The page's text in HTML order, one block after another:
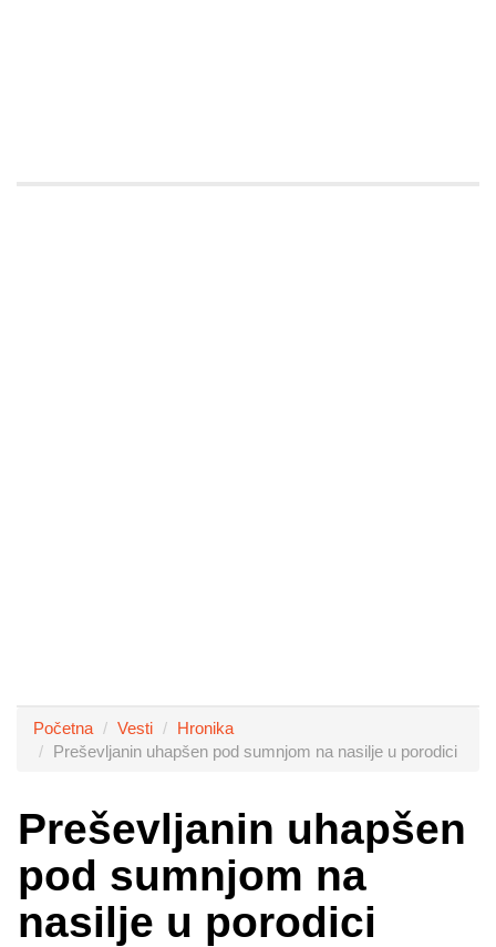
Početna Vesti
Hronika
Preševljanin uhapšen pod sumnjom na nasilje u porodici
Preševljanin uhapšen
pod sumnjom na
nasilje u porodici